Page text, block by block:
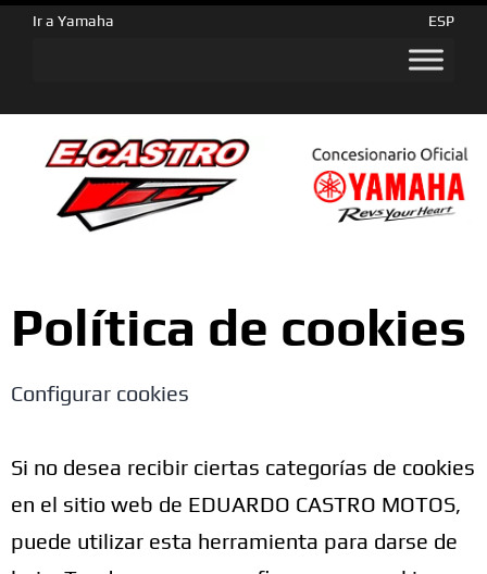
Ir a Yamaha ESP
Política de cookies
Configurar cookies
Si no desea recibir ciertas categorías de cookies
en el sitio web de EDUARDO CASTRO MOTOS,
puede utilizar esta herramienta para darse de